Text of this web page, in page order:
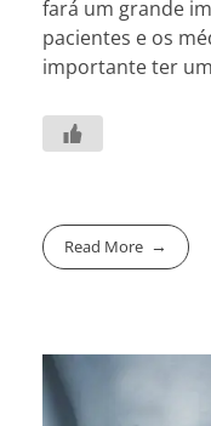
fará um grande
pacientes e os
importante ter
Read More